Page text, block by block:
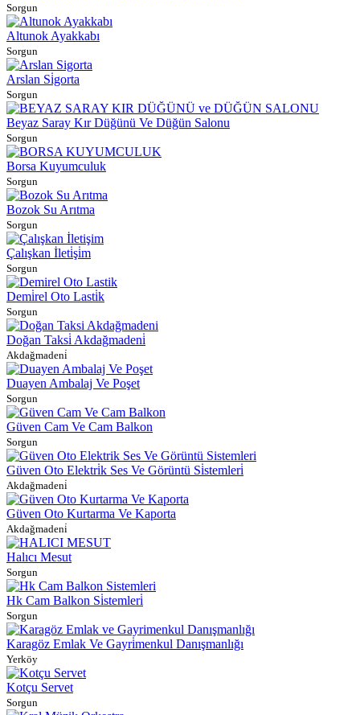
Sorgun
Altunok Ayakkabı
Sorgun
Arslan Si̇gorta
Sorgun
Beyaz Saray Kır Düğünü Ve Düğün Salonu
Sorgun
Borsa Kuyumculuk
Sorgun
Bozok Su Arıtma
Sorgun
Çalışkan İleti̇şi̇m
Sorgun
Demi̇rel Oto Lasti̇k
Sorgun
Doğan Taksi̇ Akdağmadeni̇
Akdağmadeni̇
Duayen Ambalaj Ve Poşet
Sorgun
Güven Cam Ve Cam Balkon
Sorgun
Güven Oto Elektri̇k Ses Ve Görüntü Si̇stemleri̇
Akdağmadeni̇
Güven Oto Kurtarma Ve Kaporta
Akdağmadeni̇
Halıcı Mesut
Sorgun
Hk Cam Balkon Si̇stemleri̇
Sorgun
Karagöz Emlak Ve Gayri̇menkul Danışmanlığı
Yerköy
Kotçu Servet
Sorgun